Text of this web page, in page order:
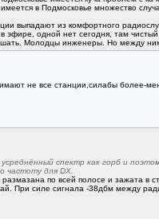
в Подмосковье множество
выпадают из комфортного
эфире, одной нет сегодня, там
Молодцы инженеры. Но между
не все станции,силабы более-
спектр как горб и
частоту для DX.
по всей полосе и зажата
При силе сигнала -38дбм между